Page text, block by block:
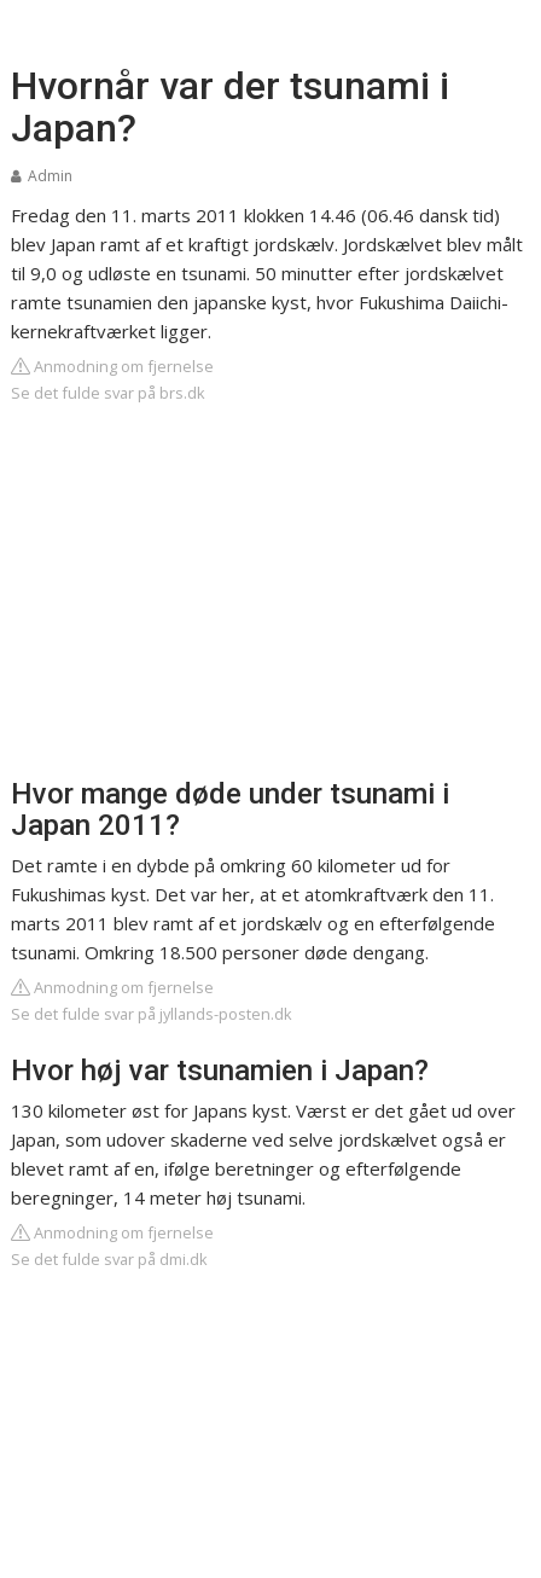
Hvornår var der tsunami i
Japan?
Admin
Fredag den 11. marts 2011 klokken 14.46 (06.46 dansk tid)
blev Japan ramt af et kraftigt jordskælv. Jordskælvet blev målt
til 9,0 og udløste en tsunami. 50 minutter efter jordskælvet
ramte tsunamien den japanske kyst, hvor Fukushima Daiichi-
kernekraftværket ligger.
Anmodning om fjernelse
Se det fulde svar på brs.dk
Hvor mange døde under tsunami i
Japan 2011?
Det ramte i en dybde på omkring 60 kilometer ud for
Fukushimas kyst. Det var her, at et atomkraftværk den 11.
marts 2011 blev ramt af et jordskælv og en efterfølgende
tsunami. Omkring 18.500 personer døde dengang.
Anmodning om fjernelse
Se det fulde svar på jyllands-posten.dk
Hvor høj var tsunamien i Japan?
130 kilometer øst for Japans kyst. Værst er det gået ud over
Japan, som udover skaderne ved selve jordskælvet også er
blevet ramt af en, ifølge beretninger og efterfølgende
beregninger, 14 meter høj tsunami.
Anmodning om fjernelse
Se det fulde svar på dmi.dk